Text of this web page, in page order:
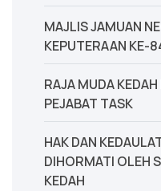
MAJLIS JAMUAN
KEPUTERAAN KE-
‎RAJA MUDA
PEJABAT TASK
‎HAK DAN
DIHORMATI OLEH
KEDAH